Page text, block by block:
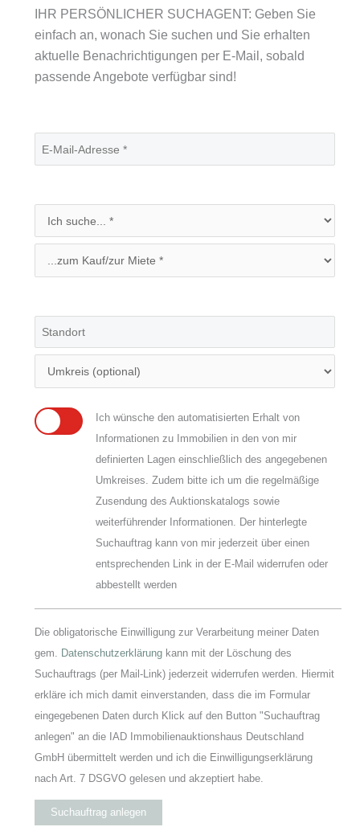
IHR PERSÖNLICHER SUCHAGENT: Geben Sie
einfach an, wonach Sie suchen und Sie erhalten
aktuelle Benachrichtigungen per E-Mail, sobald
passende Angebote verfügbar sind!
Ich wünsche den automatisierten Erhalt von
Informationen zu Immobilien in den von mir
definierten Lagen einschließlich des angegebenen
Umkreises. Zudem bitte ich um die regelmäßige
Zusendung des Auktionskatalogs sowie
weiterführender Informationen. Der hinterlegte
Suchauftrag kann von mir jederzeit über einen
entsprechenden Link in der E-Mail widerrufen oder
abbestellt werden
Die obligatorische Einwilligung zur Verarbeitung meiner Daten
gem.
Datenschutzerklärung kann mit der Löschung des
Suchauftrags (per Mail-Link) jederzeit widerrufen werden. Hiermit
erkläre ich mich damit einverstanden, dass die im Formular
eingegebenen Daten durch Klick auf den Button "Suchauftrag
anlegen" an die IAD Immobilienauktionshaus Deutschland
GmbH übermittelt werden und ich die Einwilligungserklärung
nach Art. 7 DSGVO gelesen und akzeptiert habe.
Suchauftrag anlegen